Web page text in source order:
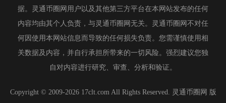
据。灵通币圈网用户以及其他第三方平台在本网站发布的任何
内容均由其个人负责，与灵通币圈网无关。灵通币圈网不对任
何因使用本网站信息而导致的任何损失负责。您需谨慎使用相
关数据及内容，并自行承担所带来的一切风险。强烈建议您独
自对内容进行研究、审查、分析和验证。
Copyright © 2009-2026 17clt.com All Rights Reserved. 灵通币圈网 版